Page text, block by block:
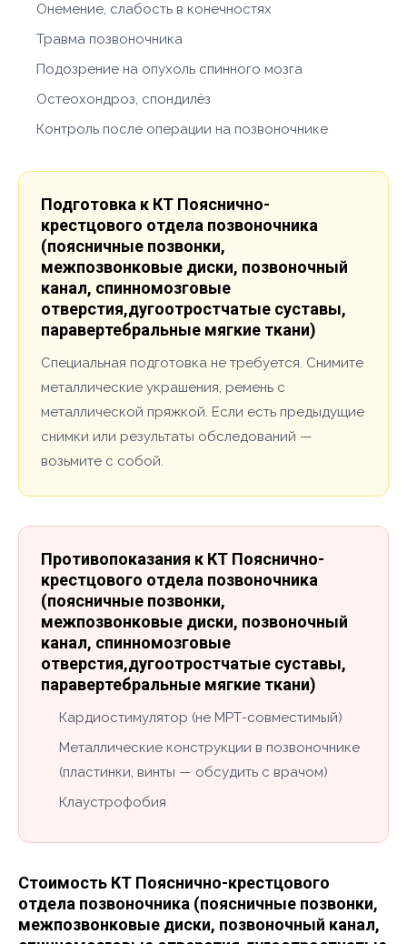
Онемение, слабость в конечностях
Травма позвоночника
Подозрение на опухоль спинного мозга
Остеохондроз, спондилёз
Контроль после операции на позвоночнике
Подготовка к КТ Пояснично-
крестцового отдела позвоночника
(поясничные позвонки,
межпозвонковые диски, позвоночный
канал, спинномозговые
отверстия,дугоотростчатые суставы,
паравертебральные мягкие ткани)
Специальная подготовка не требуется. Снимите
металлические украшения, ремень с
металлической пряжкой. Если есть предыдущие
снимки или результаты обследований —
возьмите с собой.
Противопоказания к КТ Пояснично-
крестцового отдела позвоночника
(поясничные позвонки,
межпозвонковые диски, позвоночный
канал, спинномозговые
отверстия,дугоотростчатые суставы,
паравертебральные мягкие ткани)
Кардиостимулятор (не МРТ-совместимый)
Металлические конструкции в позвоночнике
(пластинки, винты — обсудить с врачом)
Клаустрофобия
Стоимость КТ Пояснично-крестцового
отдела позвоночника (поясничные позвонки,
межпозвонковые диски, позвоночный канал,